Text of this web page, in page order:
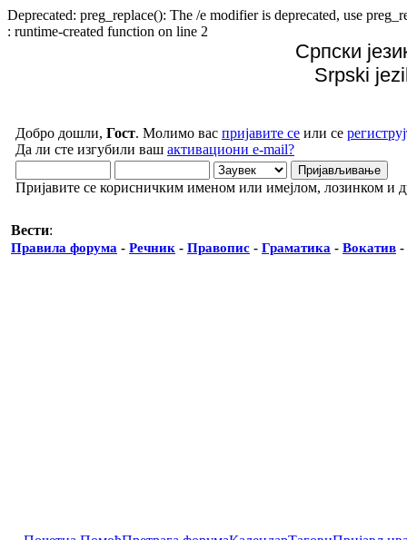
Deprecated: preg_replace(): The /e modifier is deprecated, use
: runtime-created function on line 2
Српски
Srpski
Добро дошли, Гост. Молимо вас пријавите се или се
Да ли сте изгубили ваш активациони e-mail?
Пријавите се корисничким именом или имејлом, лозинком и
Вести:
Правила форума - Речник - Правопис - Граматика - Вокатив -